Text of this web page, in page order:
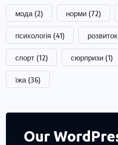
мода (2) норми (72)
психологія (41) розвиток
спорт (12) сюрпризи (1)
їжа (36)